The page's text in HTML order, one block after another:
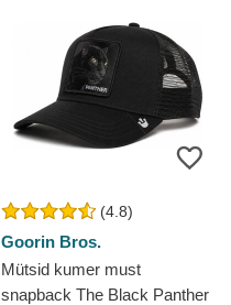
(4.8)
Goorin Bros.
Mütsid kumer must
snapback The Black Panther